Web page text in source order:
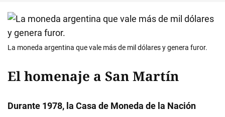
La moneda argentina que vale más de mil dólares y genera furor.
El homenaje a San Martín
Durante 1978, la Casa de Moneda de la Nación